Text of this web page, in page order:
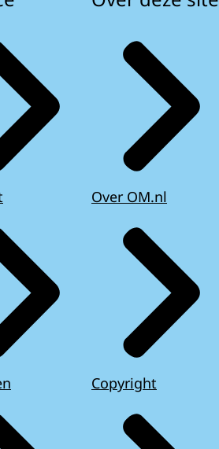
Over OM.nl
Copyright